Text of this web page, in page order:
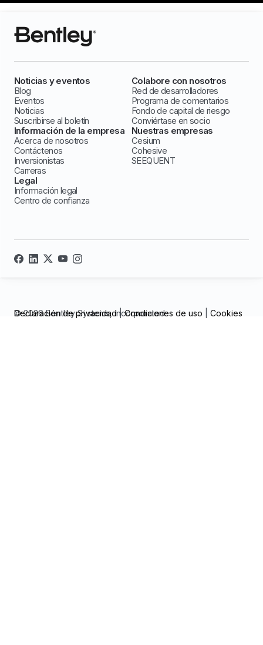
Noticias y eventos
Blog
Eventos
Noticias
Suscribirse al boletín
Colabore con nosotros
Red de desarrolladores
Programa de comentarios
Fondo de capital de riesgo
Conviértase en socio
Información de la empresa
Acerca de nosotros
Contáctenos
Inversionistas
Carreras
Nuestras empresas
Cesium
Cohesive
SEEQUENT
Legal
Información legal
Centro de confianza
© 2026 Bentley Systems, incorporated
Declaración de privacidad|Condiciones de uso Cookies